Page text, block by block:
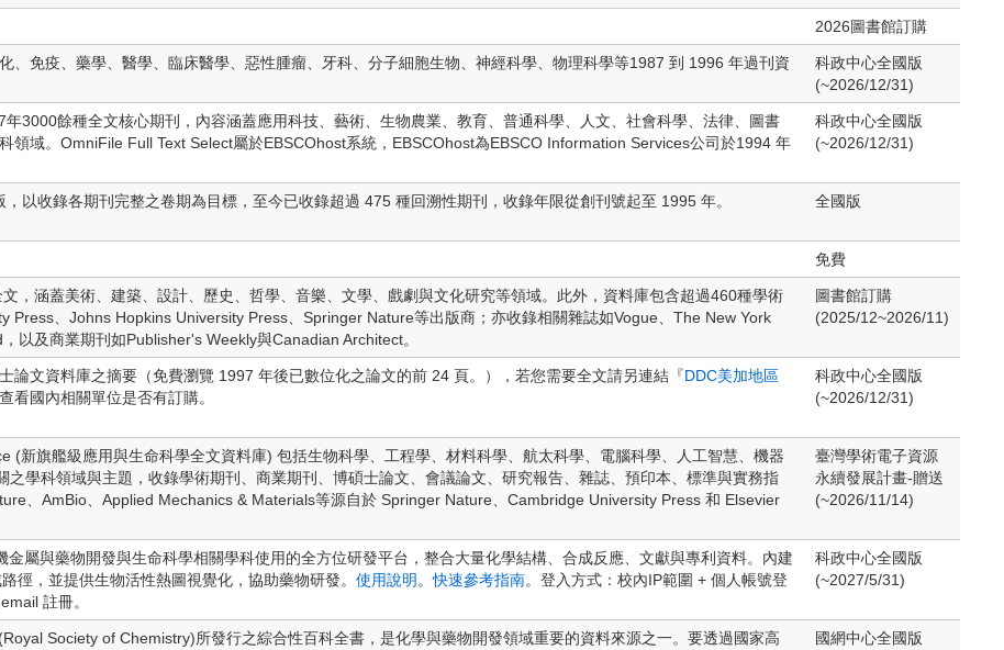
2026圖書館訂購
、免疫、藥學、醫學、臨床醫學、惡性腫瘤、牙科、分子細胞生物、神經科學、物理科學等1987 到 1996 年過刊資
科政中心全國版
(~2026/12/31)
3000餘種全文核心期刊，內容涵蓋應用科技、藝術、生物農業、教育、普通科學、人文、社會科學、法律、圖書
領域。OmniFile Full Text Select屬於EBSCOhost系統，EBSCOhost為EBSCO Information Services公司於1994 年
科政中心全國版
(~2026/12/31)
以收錄各期刊完整之卷期為目標，至今已收錄超過 475 種回溯性期刊，收錄年限從創刊號起至 1995 年。 全國版
免費
，涵蓋美術、建築、設計、歷史、哲學、音樂、文學、戲劇與文化研究等領域。此外，資料庫包含超過460種學術
Press、Johns Hopkins University Press、Springer Nature等出版商；亦收錄相關雜誌如Vogue、The New York
以及商業期刊如Publisher's Weekly與Canadian Architect。
圖書館訂購
(2025/12~2026/11)
論文資料庫之摘要（免費瀏覽 1997 年後已數位化之論文的前 24 頁。），若您需要全文請另連結『DDC美加地區
看國內相關單位是否有訂購。
科政中心全國版
(~2026/12/31)
(新旗艦級應用與生命科學全文資料庫) 包括生物科學、工程學、材料科學、航太科學、電腦科學、人工智慧、機器
之學科領域與主題，收錄學術期刊、商業期刊、博碩士論文、會議論文、研究報告、雜誌、預印本、標準與實務指
、AmBio、Applied Mechanics & Materials等源自於 Springer Nature、Cambridge University Press 和 Elsevier
臺灣學術電子資源
永續發展計畫-贈送
(~2026/11/14)
金屬與藥物開發與生命科學相關學科使用的全方位研發平台，整合大量化學結構、合成反應、文獻與專利資料。內建
徑，並提供生物活性熱圖視覺化，協助藥物研發。 使用說明 。快速參考指南。登入方式：校內IP範圍 + 個人帳號登
註冊。
科政中心全國版
(~2027/5/31)
Society of Chemistry)所發行之綜合性百科全書，是化學與藥物開發領域重要的資料來源之一。要透過國家高
國網中心全國版